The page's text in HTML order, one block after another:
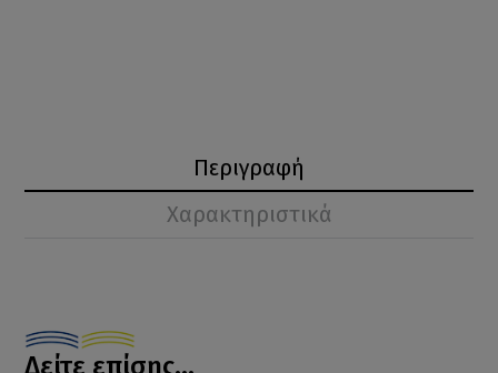
Περιγραφή
Χαρακτηριστικά
Δείτε επίσης...